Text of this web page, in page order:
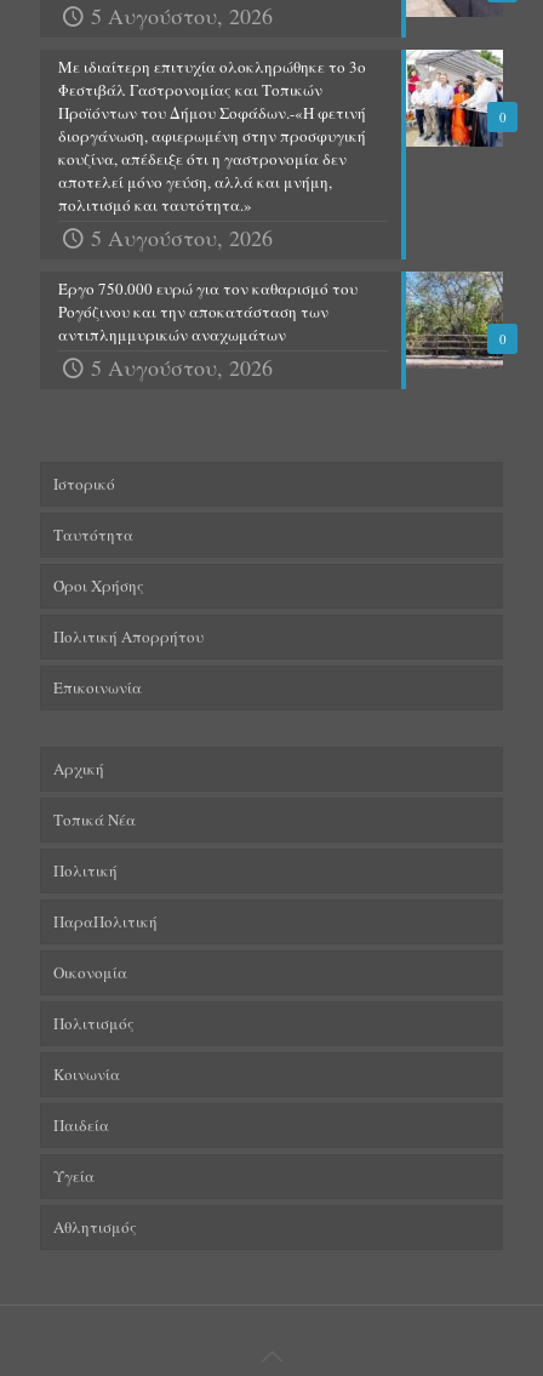
5 Αυγούστου, 2026
0
Με ιδιαίτερη επιτυχία ολοκληρώθηκε το 3ο
Φεστιβάλ Γαστρονομίας και Τοπικών
Προϊόντων του Δήμου Σοφάδων.-«Η φετινή
διοργάνωση, αφιερωμένη στην προσφυγική
κουζίνα, απέδειξε ότι η γαστρονομία δεν
αποτελεί μόνο γεύση, αλλά και μνήμη,
πολιτισμό και ταυτότητα.»
5 Αυγούστου, 2026
0
Έργο 750.000 ευρώ για τον καθαρισμό του
Ρογόζινου και την αποκατάσταση των
αντιπλημμυρικών αναχωμάτων
5 Αυγούστου, 2026
Ιστορικό
Ταυτότητα
Όροι Χρήσης
Πολιτική Απορρήτου
Επικοινωνία
Αρχική
Τοπικά Νέα
Πολιτική
ΠαραΠολιτική
Οικονομία
Πολιτισμός
Κοινωνία
Παιδεία
Υγεία
Αθλητισμός